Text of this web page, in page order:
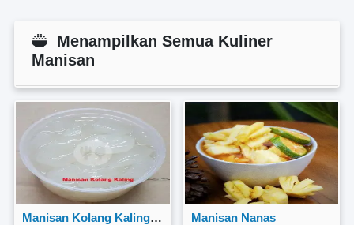
Menampilkan Semua Kuliner
Manisan
Manisan Kolang Kaling Pandan Manisan Nanas